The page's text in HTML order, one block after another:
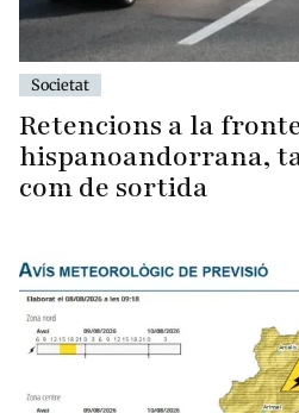
Societat
Retencions a la
hispanoandorrana,
com de sortida